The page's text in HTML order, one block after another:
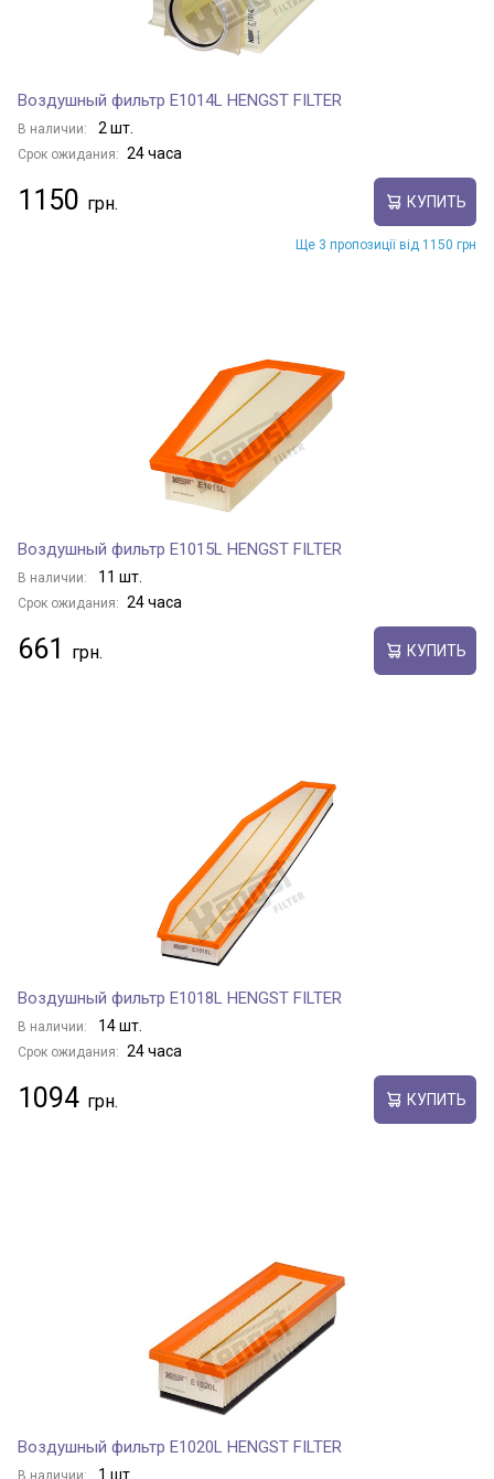
Воздушный фильтр E1014L HENGST FILTER
В наличии: 2 шт.
Срок ожидания: 24 часа
1150 КУПИТЬ
Ще 3 пропозиції від 1150 грн
Воздушный фильтр E1015L HENGST FILTER
В наличии: 11 шт.
Срок ожидания: 24 часа
661 КУПИТЬ
Воздушный фильтр E1018L HENGST FILTER
В наличии: 14 шт.
Срок ожидания: 24 часа
1094 КУПИТЬ
Воздушный фильтр E1020L HENGST FILTER
В наличии: 1 шт.